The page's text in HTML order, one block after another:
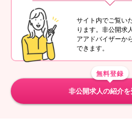
サイト内でご覧い
ります。非公開求
アアドバイザーか
できます。
無料登録
非公開求人の紹介を